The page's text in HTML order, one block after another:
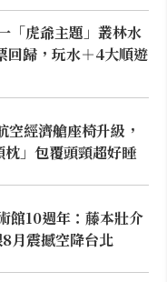
「虎爺主題」叢林水
回歸，玩水＋4大順遊
經濟艙座椅升級，
」包覆頭頸超好睡
館10週年：藤本壯介
月震撼空降台北